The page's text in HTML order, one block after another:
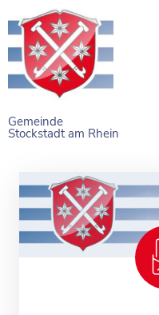
Gemeinde
Stockstadt am Rhein
STARTSEITE
BÜRGERSERVICE
EINRICHTUNGEN
NAHERHOLUNG